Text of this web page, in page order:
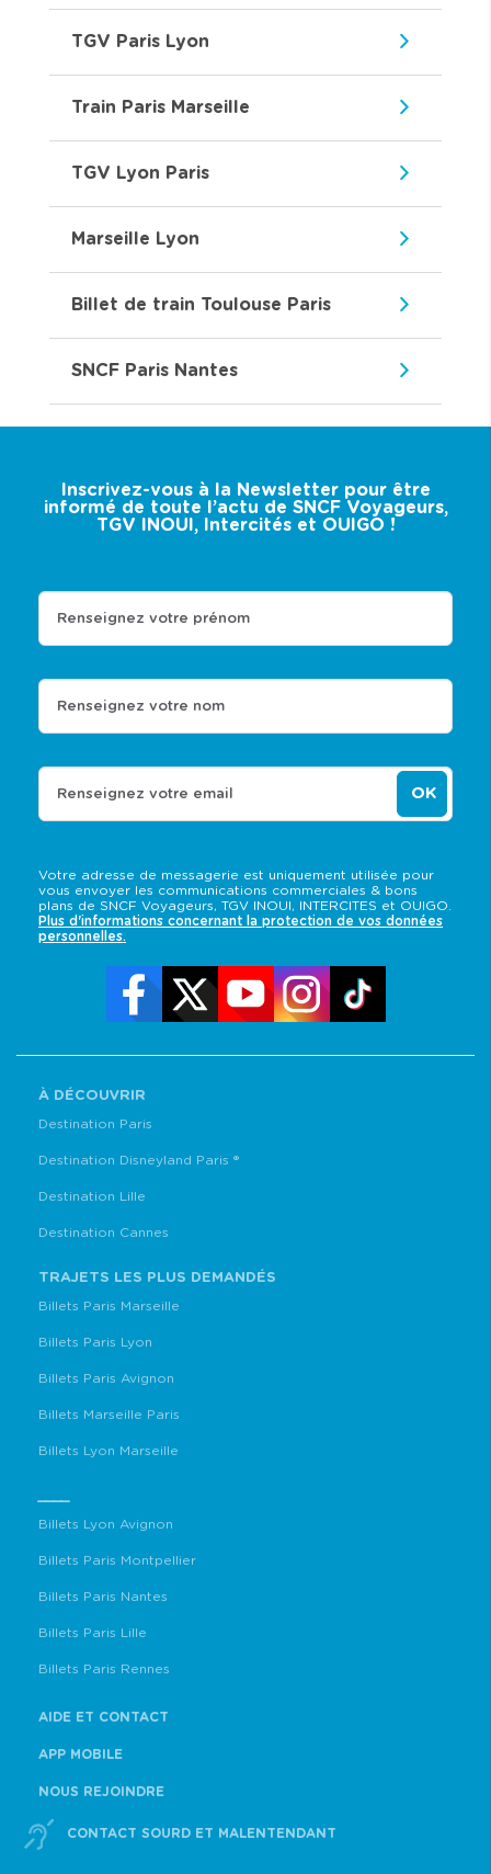
TGV Paris Lyon
Train Paris Marseille
TGV Lyon Paris
Marseille Lyon
Billet de train Toulouse Paris
SNCF Paris Nantes
Inscrivez-vous à la Newsletter pour être
informé de toute l’actu de SNCF Voyageurs,
TGV INOUI, Intercités et OUIGO !
Votre adresse de messagerie est uniquement utilisée pour
vous envoyer les communications commerciales & bons
plans de SNCF Voyageurs, TGV INOUI, INTERCITES et OUIGO.
Plus d'informations concernant la protection de vos données
personnelles.
Renseignez votre prénom
Renseignez votre nom
Renseignez votre email OK
À DÉCOUVRIR
Destination Paris
Destination Disneyland Paris ®
Destination Lille
Destination Cannes
TRAJETS LES PLUS DEMANDÉS
Billets Paris Marseille
Billets Paris Lyon
Billets Paris Avignon
Billets Marseille Paris
Billets Lyon Marseille
Billets Lyon Avignon
Billets Paris Montpellier
Billets Paris Nantes
Billets Paris Lille
Billets Paris Rennes
AIDE ET CONTACT
APP MOBILE
NOUS REJOINDRE
CONTACT SOURD ET MALENTENDANT